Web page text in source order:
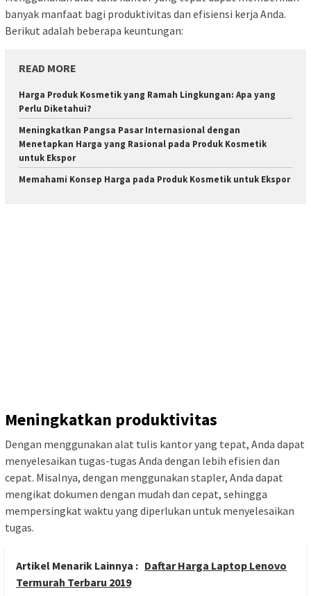
banyak manfaat bagi produktivitas dan efisiensi kerja Anda.
Berikut adalah beberapa keuntungan:
READ MORE
Harga Produk Kosmetik yang Ramah Lingkungan: Apa yang
Perlu Diketahui?
Meningkatkan Pangsa Pasar Internasional dengan
Menetapkan Harga yang Rasional pada Produk Kosmetik
untuk Ekspor
Memahami Konsep Harga pada Produk Kosmetik untuk Ekspor
Meningkatkan produktivitas
Dengan menggunakan alat tulis kantor yang tepat, Anda dapat
menyelesaikan tugas-tugas Anda dengan lebih efisien dan
cepat. Misalnya, dengan menggunakan stapler, Anda dapat
mengikat dokumen dengan mudah dan cepat, sehingga
mempersingkat waktu yang diperlukan untuk menyelesaikan
tugas.
Artikel Menarik Lainnya : Daftar Harga Laptop Lenovo
Termurah Terbaru 2019